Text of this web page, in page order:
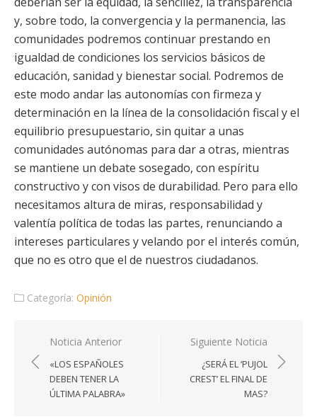
y, sobre todo, la convergencia y la permanencia, las
comunidades podremos continuar prestando en
igualdad de condiciones los servicios básicos de
educación, sanidad y bienestar social. Podremos de
este modo andar las autonomías con firmeza y
determinación en la línea de la consolidación fiscal y el
equilibrio presupuestario, sin quitar a unas
comunidades autónomas para dar a otras, mientras
se mantiene un debate sosegado, con espíritu
constructivo y con visos de durabilidad. Pero para ello
necesitamos altura de miras, responsabilidad y
valentía política de todas las partes, renunciando a
intereses particulares y velando por el interés común,
que no es otro que el de nuestros ciudadanos.
Categoría: Opinión
Navegación
de
entradas
Noticia Anterior
«LOS ESPAÑOLES
DEBEN TENER LA
ÚLTIMA PALABRA»
Siguiente Noticia
¿SERÁ EL ‘PUJOL
CREST’ EL FINAL DE
MAS?